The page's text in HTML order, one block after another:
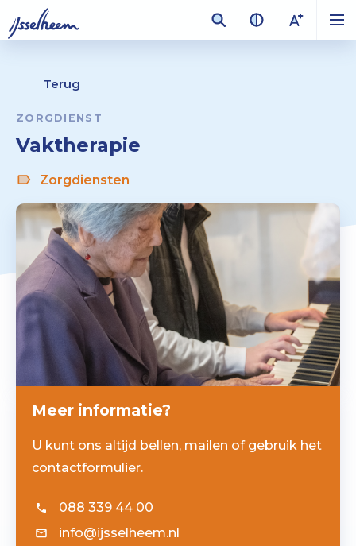
Terug
ZORGDIENST
Vaktherapie
Zorgdiensten
Meer informatie?
U kunt ons altijd bellen, mailen of gebruik het
contactformulier.
088 339 44 00
info@ijsselheem.nl